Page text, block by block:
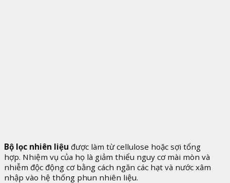
Bộ lọc nhiên liệu được làm từ cellulose hoặc sợi tổng
hợp. Nhiệm vụ của họ là giảm thiểu nguy cơ mài mòn và
nhiễm độc động cơ bằng cách ngăn các hạt và nước xâm
nhập vào hệ thống phun nhiên liệu.